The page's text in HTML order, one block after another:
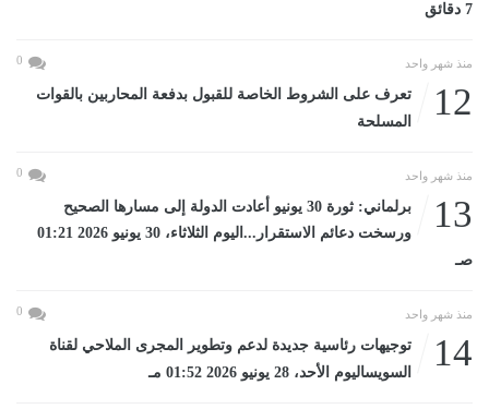
7 دقائق
منذ شهر واحد 0
12
تعرف على الشروط الخاصة للقبول بدفعة المحاربين بالقوات
المسلحة
منذ شهر واحد 0
13
برلماني: ثورة 30 يونيو أعادت الدولة إلى مسارها الصحيح
ورسخت دعائم الاستقرار...اليوم الثلاثاء، 30 يونيو 2026 01:21
صـ
منذ شهر واحد 0
14
توجيهات رئاسية جديدة لدعم وتطوير المجرى الملاحي لقناة
السويساليوم الأحد، 28 يونيو 2026 01:52 مـ